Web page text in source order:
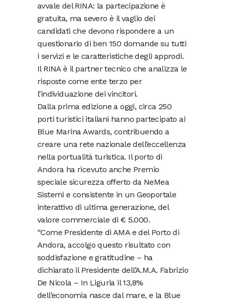
avvale del RINA: la partecipazione è
gratuita, ma severo è il vaglio dei
candidati che devono rispondere a un
questionario di ben 150 domande su tutti
i servizi e le caratteristiche degli approdi.
Il RINA è il partner tecnico che analizza le
risposte come ente terzo per
l’individuazione dei vincitori.
Dalla prima edizione a oggi, circa 250
porti turistici italiani hanno partecipato ai
Blue Marina Awards, contribuendo a
creare una rete nazionale dell’eccellenza
nella portualità turistica. Il porto di
Andora ha ricevuto anche Premio
speciale sicurezza offerto da NeMea
Sistemi e consistente in un Geoportale
interattivo di ultima generazione, del
valore commerciale di € 5.000.
“Come Presidente di AMA e del Porto di
Andora, accolgo questo risultato con
soddisfazione e gratitudine – ha
dichiarato il Presidente dell’A.M.A. Fabrizio
De Nicola – In Liguria il 13,8%
dell’economia nasce dal mare, e la Blue